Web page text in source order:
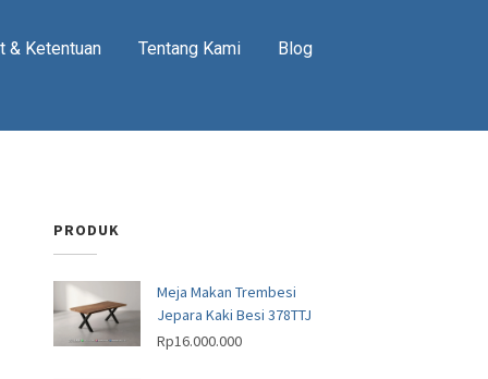
& Ketentuan Tentang Kami Blog
PRODUK
Meja Makan Trembesi
Jepara Kaki Besi 378TTJ
Rp16.000.000